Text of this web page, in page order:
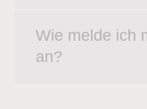
Wie melde ich
an?